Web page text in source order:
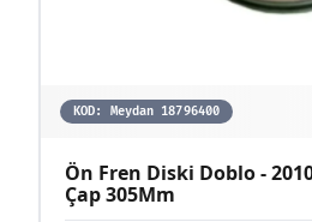
KOD: Meydan 18796400
Ön Fren Diski Doblo -
Çap 305Mm